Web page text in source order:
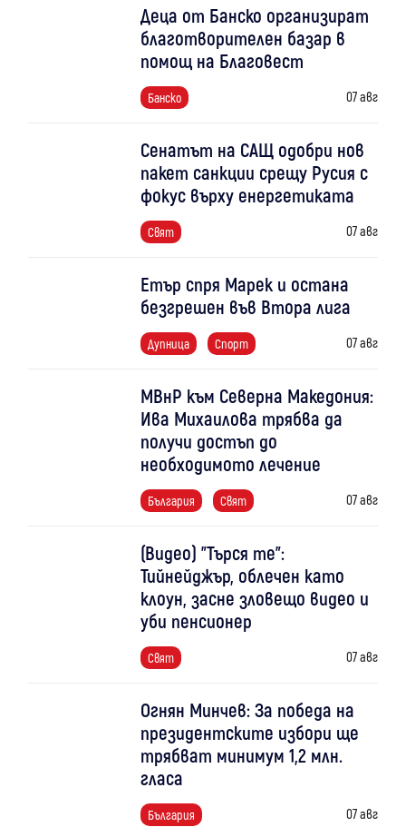
Деца от Банско организират
благотворителен базар в
помощ на Благовест
Банско 07 авг
Сенатът на САЩ одобри нов
пакет санкции срещу Русия с
фокус върху енергетиката
Свят 07 авг
Етър спря Марек и остана
безгрешен във Втора лига
Дупница Спорт 07 авг
МВнР към Северна Македония:
Ива Михаилова трябва да
получи достъп до
необходимото лечение
България Свят 07 авг
(Видео) "Търся те":
Тийнейджър, облечен като
клоун, засне зловещо видео и
уби пенсионер
Свят 07 авг
Огнян Минчев: За победа на
президентските избори ще
трябват минимум 1,2 млн.
гласа
България 07 авг